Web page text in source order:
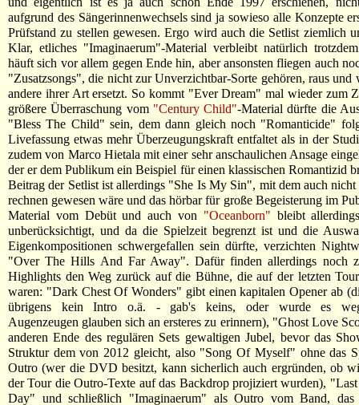
aufgrund des Sängerinnenwechsels sind ja sowieso alle Konzepte
Prüfstand zu stellen gewesen. Ergo wird auch die Setlist ziemlich
Klar, etliches "Imaginaerum"-Material verbleibt natürlich
häuft sich vor allem gegen Ende hin, aber ansonsten fliegen auch
"Zusatzsongs", die nicht zur Unverzichtbar-Sorte gehören, raus und
andere ihrer Art ersetzt. So kommt "Ever Dream" mal wieder zum
größere Überraschung vom "Century Child"-Material dürfte die
"Bless The Child" sein, dem dann gleich noch "Romanticide"
Livefassung etwas mehr Überzeugungskraft entfaltet als in der
zudem von Marco Hietala mit einer sehr anschaulichen Ansage
der er dem Publikum ein Beispiel für einen klassischen Romantizid
Beitrag der Setlist ist allerdings "She Is My Sin", mit dem auch
rechnen gewesen wäre und das hörbar für große Begeisterung im
Material vom Debüt und auch von "Oceanborn" bleibt
unberücksichtigt, und da die Spielzeit begrenzt ist und die
Eigenkompositionen schwergefallen sein dürfte, verzichten
"Over The Hills And Far Away". Dafür finden allerdings noch
Highlights den Weg zurück auf die Bühne, die auf der letzten
waren: "Dark Chest Of Wonders" gibt einen kapitalen Opener ab
übrigens kein Intro o.ä. - gab's keins, oder wurde es
Augenzeugen glauben sich an ersteres zu erinnern), "Ghost Love
anderen Ende des regulären Sets gewaltigen Jubel, bevor das
Struktur dem von 2012 gleicht, also "Song Of Myself" ohne das
Outro (wer die DVD besitzt, kann sicherlich auch ergründen, ob
der Tour die Outro-Texte auf das Backdrop projiziert wurden),
Day" und schließlich "Imaginaerum" als Outro vom Band,